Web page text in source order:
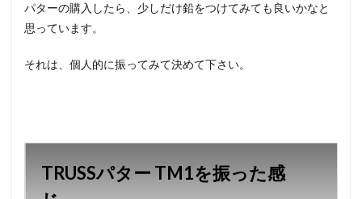
パターの購入したら、少しだけ鉛をつけてみても良いかなと
思っています。
それは、個人的に振ってみて決めて下さい。
TRUSSパター TM1を振った感